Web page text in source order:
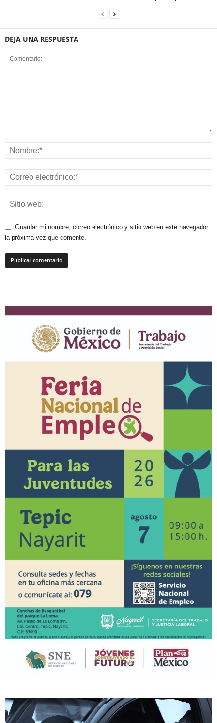
DEJA UNA RESPUESTA
Guardar mi nombre, correo electrónico y sitio web en este navegador
la próxima vez que comente.